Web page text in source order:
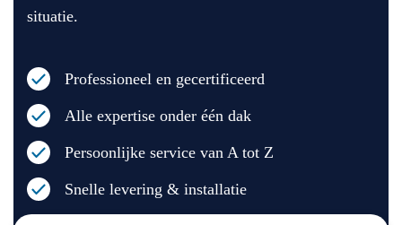
situatie.
Professioneel en gecertificeerd
Alle expertise onder één dak
Persoonlijke service van A tot Z
Snelle levering & installatie